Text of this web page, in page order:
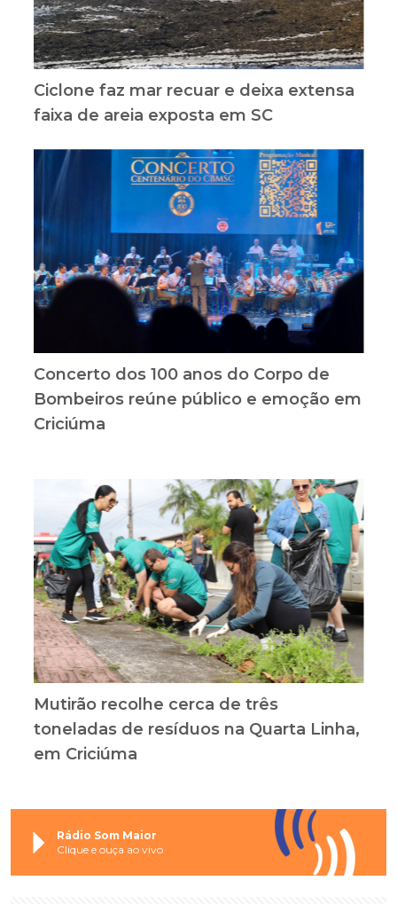
Ciclone faz mar recuar e deixa extensa
faixa de areia exposta em SC
Concerto dos 100 anos do Corpo de
Bombeiros reúne público e emoção em
Criciúma
Mutirão recolhe cerca de três
toneladas de resíduos na Quarta Linha,
em Criciúma
Rádio Som Maior
Clique e ouça ao vivo